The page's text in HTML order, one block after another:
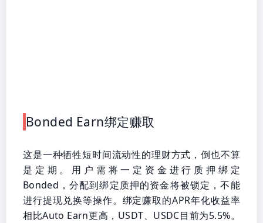
Bonded Earn绑定赚取
这是一种牺牲短时间流动性的理财方式，倒也不算
是定期。用户需将一定资金进行质押绑定
Bonded，分配到绑定质押的资金将被锁定，不能
进行提现兑换等操作。绑定赚取的APR年化收益率
相比Auto Earn更高，USDT、USDC目前为5.5%。